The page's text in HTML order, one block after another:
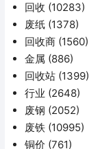
回收 (10283)
废纸 (1378)
回收商 (1560)
金属 (886)
回收站 (1399)
行业 (2648)
废钢 (2052)
废铁 (10995)
铜价 (761)